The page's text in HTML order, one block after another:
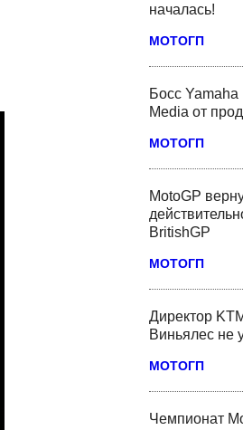
началась!
МОТОГП
Босс Yamaha
Media от
МОТОГП
MotoGP
BritishGP
МОТОГП
Директор
Виньялес не
МОТОГП
Чемпионат